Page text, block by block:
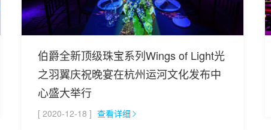
伯爵全新顶级珠宝系列Wings of Light光
之羽翼庆祝晚宴在杭州运河文化发布中
心盛大举行
[ 2020-12-18 ] 查看详细